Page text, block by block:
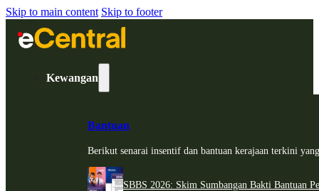
Skip to main content Skip to footer
Kewangan
Bantuan
Berikut senarai insentif dan bantuan kerajaan terkini
SBBS 2026: Skim Sumbangan Bakti Bantuan